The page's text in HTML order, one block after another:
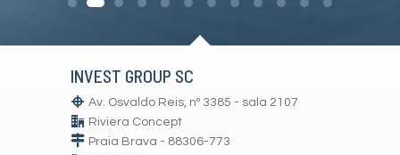
Espaço Gourmet
Espaço Fitness
Portaria 24h
Medidores Individuais
Portão Eletrônico
INVEST GROUP SC
Av. Osvaldo Reis, nº 3385 - sala 2107
Riviera Concept
Praia Brava - 88306-773